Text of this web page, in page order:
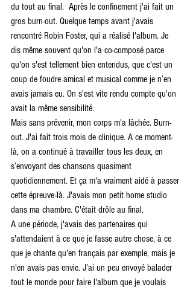
du tout au final.  Après le confinement j'ai fait un
gros burn-out. Quelque temps avant j'avais
rencontré Robin Foster, qui a réalisé l'album. Je
dis même souvent qu'on l'a co-composé parce
qu'on s'est tellement bien entendus, que c'est un
coup de foudre amical et musical comme je n’en
avais jamais eu. On s'est vite rendu compte qu'on
avait la même sensibilité.
Mais sans prévenir, mon corps m'a lâchée. Burn-
out. J'ai fait trois mois de clinique. A ce moment-
là, on a continué à travailler tous les deux, en
s’envoyant des chansons quasiment
quotidiennement. Et ça m'a vraiment aidé à passer
cette épreuve-là. J'avais mon petit home studio
dans ma chambre. C'était drôle au final.
A une période, j'avais des partenaires qui
s'attendaient à ce que je fasse autre chose, à ce
que je chante qu'en français par exemple, mais je
n'en avais pas envie. J’ai un peu envoyé balader
tout le monde pour faire l'album que je voulais